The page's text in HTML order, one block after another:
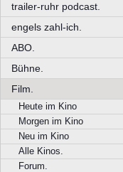
trailer-ruhr podcast.
engels zahl-ich.
ABO.
Bühne.
Film.
Heute im Kino
Morgen im Kino
Neu im Kino
Alle Kinos.
Forum.